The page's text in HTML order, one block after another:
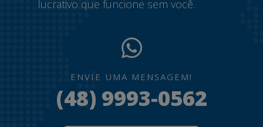
lucrativo que funcione sem você.
ENVIE UMA MENSAGEM!
(48) 9993-0562